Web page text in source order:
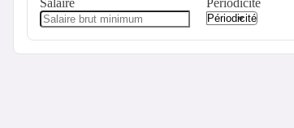
Salaire Périodicité